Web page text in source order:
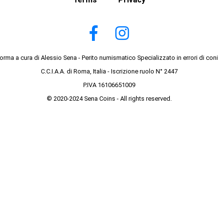
a cura di Alessio Sena - Perito numismatico Specializzato in errori di
C.C.I.A.A. di Roma, Italia - Iscrizione ruolo N° 2447
P.IVA 16106651009
© 2020-2024 Sena Coins - All rights reserved.